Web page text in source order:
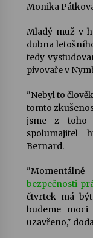
Monika
Mladý muž v
dubna
tedy
pivovaře v
"Nebyl to
tomto
jsme z toho
spolumajitel
Bernard.
bezpečnosti
čtvrtek má
budeme
uzavřeno,"